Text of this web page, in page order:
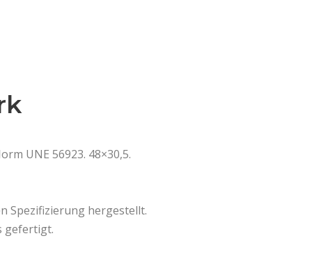
UNE 56923. 48×30,5.
Spezifizierung hergestellt.
gefertigt.